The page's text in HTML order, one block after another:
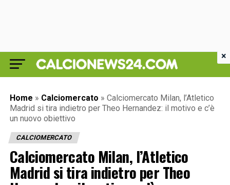
Home » Calciomercato » Calciomercato Milan, l’Atletico
Madrid si tira indietro per Theo Hernandez: il motivo e c’è
un nuovo obiettivo
CALCIOMERCATO
Calciomercato Milan, l’Atletico
Madrid si tira indietro per Theo
×